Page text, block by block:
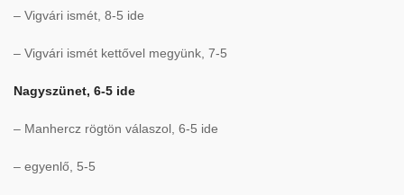
– Vigvári ismét, 8-5 ide
– Vigvári ismét kettővel megyünk, 7-5
Nagyszünet, 6-5 ide
– Manhercz rögtön válaszol, 6-5 ide
– egyenlő, 5-5